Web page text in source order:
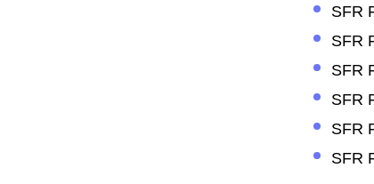
SFR
SFR
SFR
SFR
SFR
SFR